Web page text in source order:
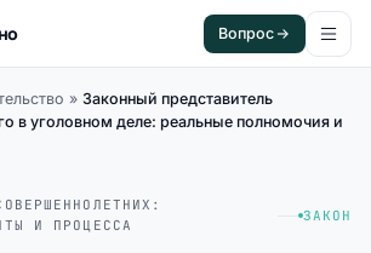
Вопрос
» Законный представитель
в уголовном деле: реальные полномочия и
И ПРОЦЕССА
ЗАКОН